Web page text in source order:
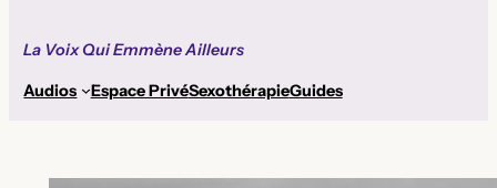
La Voix Qui Emmène Ailleurs
Audios Espace PrivéSexothérapieGuides